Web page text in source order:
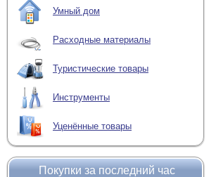
Умный дом
Расходные материалы
Туристические товары
Инструменты
Уценённые товары
Покупки за последний час